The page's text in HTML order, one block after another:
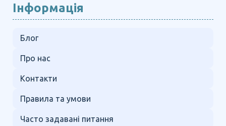
Інформація
Блог
Про нас
Контакти
Правила та умови
Часто задавані питання